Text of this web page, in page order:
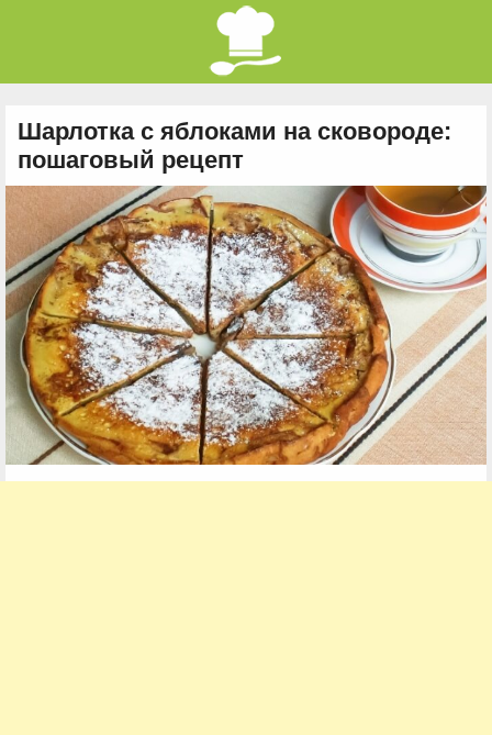
Шарлотка с яблоками на сковороде:
пошаговый рецепт